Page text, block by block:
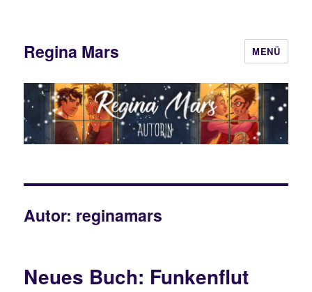
Regina Mars MENÜ
Autor: reginamars
Neues Buch: Funkenflut